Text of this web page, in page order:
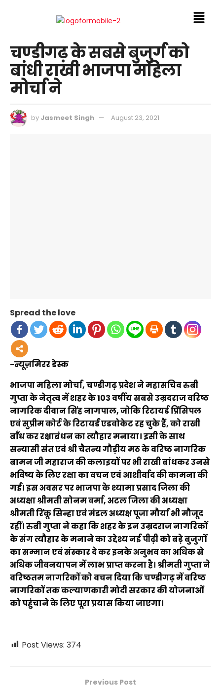
चण्डीगढ़ के सबसे बुजुर्ग को
बांधी राखी भाजपा महिला
मोर्चा ने
by Jasmeet Singh August 23, 2021
Spread the love
-न्यूज़मिरर डेस्क
भाजपा महिला मोर्चा, चण्डीगढ़ प्रदेश ने महासचिव रुबी
गुप्ता के नेतृत्व में शहर के 103 वर्षीय सबसे उम्रदराज वरिष्ठ
नागरिक दीवान सिंह नागपाल, जोकि रिटायर्ड प्रिंसिपल
एवं सुप्रीम कोर्ट के रिटायर्ड एडवोकेट रह चुके हैं, को राखी
बाँध कर रक्षाबंधन का त्यौहार मनाया। इसी के साथ
सन्यासी संत एवं श्री चैतन्य गौड़ीय मठ के वरिष्ठ नागरिक
बामन जी महाराज की कलाइयों पर भी राखी बांधकर उनसे
भविष्य के लिए रक्षा का वचन एवं आशीर्वाद की कामना की
गई। इस अवसर पर भाजपा के श्यामा प्रसाद जिला की
अध्यक्षा श्रीमती सोनम वर्मा, अटल जिला की अध्यक्षा
श्रीमती रिंकू सिन्हा एवं मंडल अध्यक्ष पूजा मौर्या भी मौजूद
रहीं। रुबी गुप्ता ने कहा कि शहर के इन उम्रदराज नागरिकों
के संग त्यौहार के मनाने का उद्देश्य नई पीढ़ी को बड़े बुजुर्गों
का सम्मान एवं संस्कार दे कर इनके अनुभव का अधिक से
अधिक जीवनयापन में लाभ प्राप्त करना है। श्रीमती गुप्ता ने
वरिष्ठतम नागरिकों को वचन दिया कि चण्डीगढ़ में वरिष्ठ
नागरिकों तक कल्याणकारी मोदी सरकार की योजनाओं
को पहुंचाने के लिए पूरा प्रयास किया जाएगा।
Post Views: 374
Previous Post